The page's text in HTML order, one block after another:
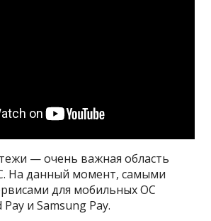
— очень важная область
На данный момент, самыми
для мобильных ОС
и Samsung Pay.